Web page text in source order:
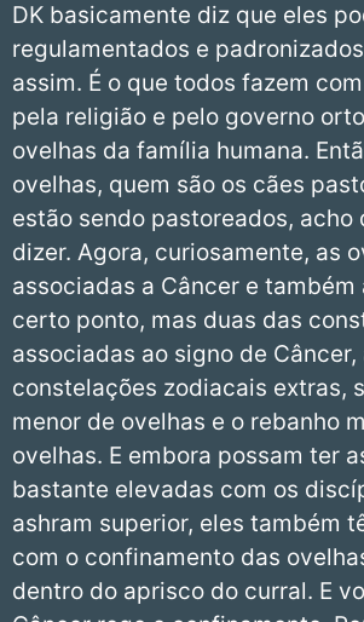
DK basicamente diz que eles
regulamentados e
assim. É o que todos fazem
pela religião e pelo governo
ovelhas da família humana.
ovelhas, quem são os cães
estão sendo pastoreados, acho
dizer. Agora, curiosamente, as
associadas a Câncer e também
certo ponto, mas duas das
associadas ao signo de Câncer,
constelações zodiacais extras,
menor de ovelhas e o rebanho
ovelhas. E embora possam ter
bastante elevadas com os
ashram superior, eles também
com o confinamento das
dentro do aprisco do curral. E